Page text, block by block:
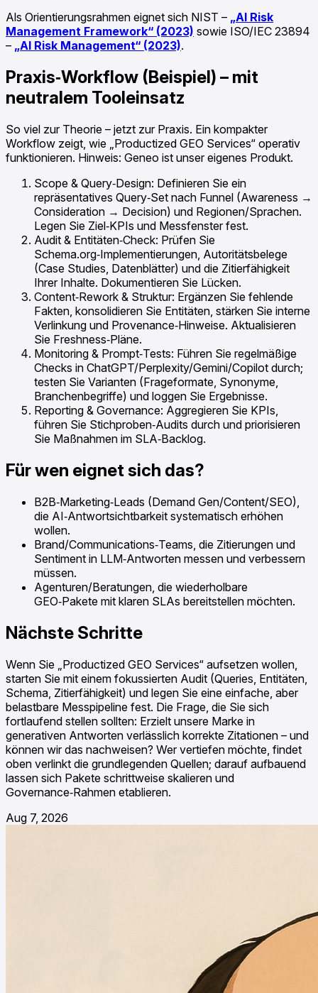
Als Orientierungsrahmen eignet sich NIST – „AI Risk
Management Framework“ (2023) sowie ISO/IEC 23894
– „AI Risk Management“ (2023).
Praxis‑Workflow (Beispiel) – mit
neutralem Tooleinsatz
So viel zur Theorie – jetzt zur Praxis. Ein kompakter
Workflow zeigt, wie „Productized GEO Services“ operativ
funktionieren. Hinweis: Geneo ist unser eigenes Produkt.
Scope & Query‑Design: Definieren Sie ein
repräsentatives Query‑Set nach Funnel (Awareness →
Consideration → Decision) und Regionen/Sprachen.
Legen Sie Ziel‑KPIs und Messfenster fest.
Audit & Entitäten‑Check: Prüfen Sie
Schema.org‑Implementierungen, Autoritätsbelege
(Case Studies, Datenblätter) und die Zitierfähigkeit
Ihrer Inhalte. Dokumentieren Sie Lücken.
Content‑Rework & Struktur: Ergänzen Sie fehlende
Fakten, konsolidieren Sie Entitäten, stärken Sie interne
Verlinkung und Provenance‑Hinweise. Aktualisieren
Sie Freshness‑Pläne.
Monitoring & Prompt‑Tests: Führen Sie regelmäßige
Checks in ChatGPT/Perplexity/Gemini/Copilot durch;
testen Sie Varianten (Frageformate, Synonyme,
Branchenbegriffe) und loggen Sie Ergebnisse.
Reporting & Governance: Aggregieren Sie KPIs,
führen Sie Stichproben‑Audits durch und priorisieren
Sie Maßnahmen im SLA‑Backlog.
Für wen eignet sich das?
B2B‑Marketing‑Leads (Demand Gen/Content/SEO),
die AI‑Antwortsichtbarkeit systematisch erhöhen
wollen.
Brand/Communications‑Teams, die Zitierungen und
Sentiment in LLM‑Antworten messen und verbessern
müssen.
Agenturen/Beratungen, die wiederholbare
GEO‑Pakete mit klaren SLAs bereitstellen möchten.
Nächste Schritte
Wenn Sie „Productized GEO Services“ aufsetzen wollen,
starten Sie mit einem fokussierten Audit (Queries, Entitäten,
Schema, Zitierfähigkeit) und legen Sie eine einfache, aber
belastbare Messpipeline fest. Die Frage, die Sie sich
fortlaufend stellen sollten: Erzielt unsere Marke in
generativen Antworten verlässlich korrekte Zitationen – und
können wir das nachweisen? Wer vertiefen möchte, findet
oben verlinkt die grundlegenden Quellen; darauf aufbauend
lassen sich Pakete schrittweise skalieren und
Governance‑Rahmen etablieren.
Aug 7, 2026